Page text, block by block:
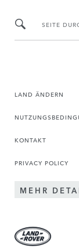
SEITE
LAND ÄNDERN
KONTAKT
PRIVACY POLICY
MEHR